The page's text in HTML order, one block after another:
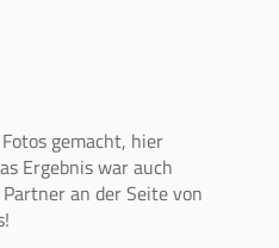
gemacht, hier
Ergebnis war auch
an der Seite von